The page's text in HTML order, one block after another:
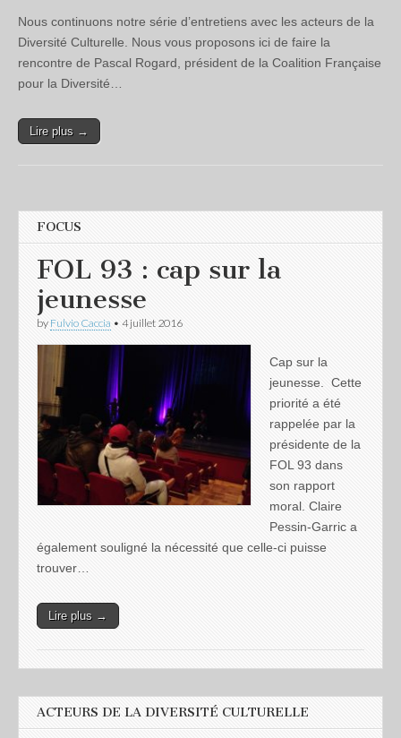
Nous continuons notre série d’entretiens avec les acteurs de la
Diversité Culturelle. Nous vous proposons ici de faire la
rencontre de Pascal Rogard, président de la Coalition Française
pour la Diversité…
Lire plus →
FOCUS
FOL 93 : cap sur la
jeunesse
by Fulvio Caccia • 4 juillet 2016
Cap sur la
jeunesse. Cette
priorité a été
rappelée par la
présidente de la
FOL 93 dans
son rapport
moral. Claire
Pessin-Garric a
également souligné la nécessité que celle-ci puisse
trouver…
Lire plus →
ACTEURS DE LA DIVERSITÉ CULTURELLE